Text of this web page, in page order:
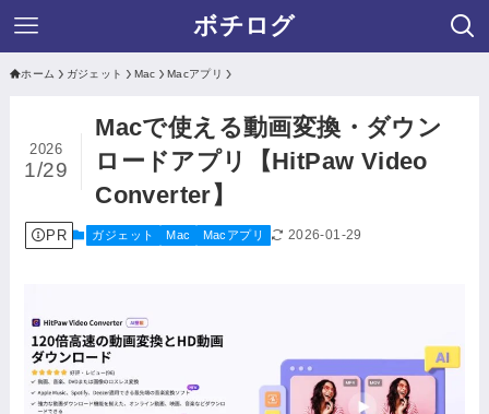
ボチログ
ホーム ガジェット Mac Macアプリ
Macで使える動画変換・ダウン
ロードアプリ【HitPaw Video
Converter】
2026
1/29
PR ガジェット Mac Macアプリ 2026-01-29